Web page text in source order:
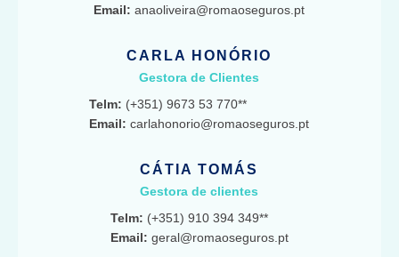
Email: anaoliveira@romaoseguros.pt
CARLA HONÓRIO
Gestora de Clientes
Telm: (+351) 9673 53 770**
Email: carlahonorio@romaoseguros.pt
CÁTIA TOMÁS
Gestora de clientes
Telm: (+351) 910 394 349**
Email: geral@romaoseguros.pt